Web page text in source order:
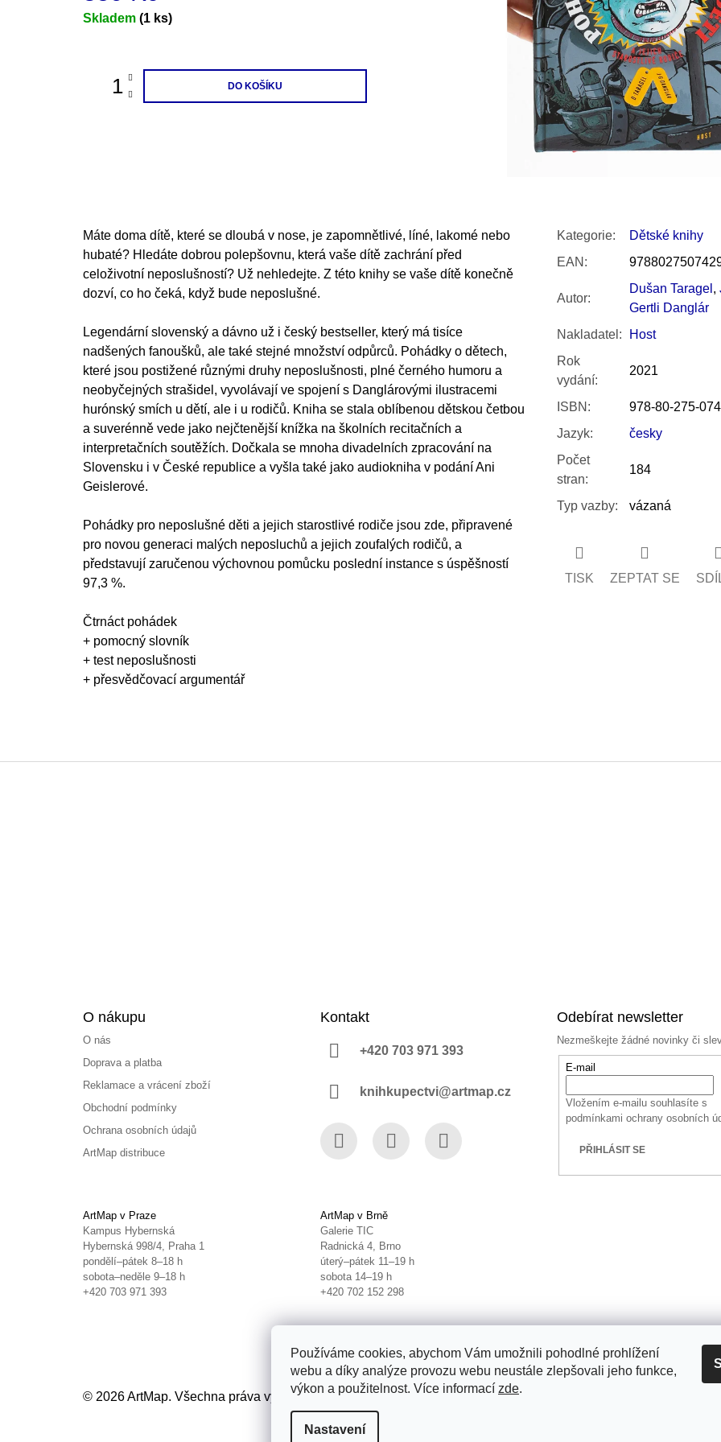
Používáme cookies, abychom Vám umožnili pohodlné prohlížení
webu a díky analýze provozu webu neustále zlepšovali jeho funkce,
výkon a použitelnost. Více informací zde.
Nastavení
Měrná
Skladem (1 ks)
DO KOŠÍKU
Máte doma dítě, které se dloubá v nose, je zapomnětlivé, líné, lakomé nebo
hubaté? Hledáte dobrou polepšovnu, která vaše dítě zachrání před
celoživotní neposlušností? Už nehledejte. Z této knihy se vaše dítě konečně
dozví, co ho čeká, když bude neposlušné.
Legendární slovenský a dávno už i český bestseller, který má tisíce
nadšených fanoušků, ale také stejné množství odpůrců. Pohádky o dětech,
které jsou postižené různými druhy neposlušnosti, plné černého humoru a
neobyčejných strašidel, vyvolávají ve spojení s Danglárovými ilustracemi
hurónský smích u dětí, ale i u rodičů. Kniha se stala oblíbenou dětskou četbou
a suverénně vede jako nejčtenější knížka na školních recitačních a
interpretačních soutěžích. Dočkala se mnoha divadelních zpracování na
Slovensku i v České republice a vyšla také jako audiokniha v podání Ani
Geislerové.
Pohádky pro neposlušné děti a jejich starostlivé rodiče jsou zde, připravené
pro novou generaci malých neposluchů a jejich zoufalých rodičů, a
představují zaručenou výchovnou pomůcku poslední instance s úspěšností
97,3 %.
Čtrnáct pohádek
+ pomocný slovník
+ test neposlušnosti
+ přesvědčovací argumentář
Kategorie:
Dětské knihy
EAN :
Autor:
Dušan Taragel ,
Gertli Danglár
Nakladatel :
Host
Rok
vydání:
2021
ISBN :
978-80-275-
Jazyk:
česky
Počet
stran:
184
Typ vazby: vázaná
TISK ZEPTAT SE
200 Kč
300 Kč
Původně: 350
O nákupu
O nás
Doprava a platba
Reklamace a vrácení zboží
Obchodní podmínky
Ochrana osobních údajů
ArtMap distribuce
Kontakt
+420 703 971 393
knihkupectvi@artmap.cz
Odebírat newsletter
Nezmeškejte žádné novinky či
E-mail
Vložením e-mailu souhlasíte s
podmínkami ochrany osobních
PŘIHLÁSIT SE
ArtMap v Praze
Kampus Hybernská
Hybernská 998/4, Praha 1
pondělí–pátek 8–18 h
sobota–neděle 9–18 h
+420 703 971 393
ArtMap v Brně
Galerie TIC
Radnická 4, Brno
úterý–pátek 11–19 h
sobota 14–19 h
+420 702 152 298
© 2026 ArtMap. Všechna práva vyhrazena.Upravit nastavení cookies